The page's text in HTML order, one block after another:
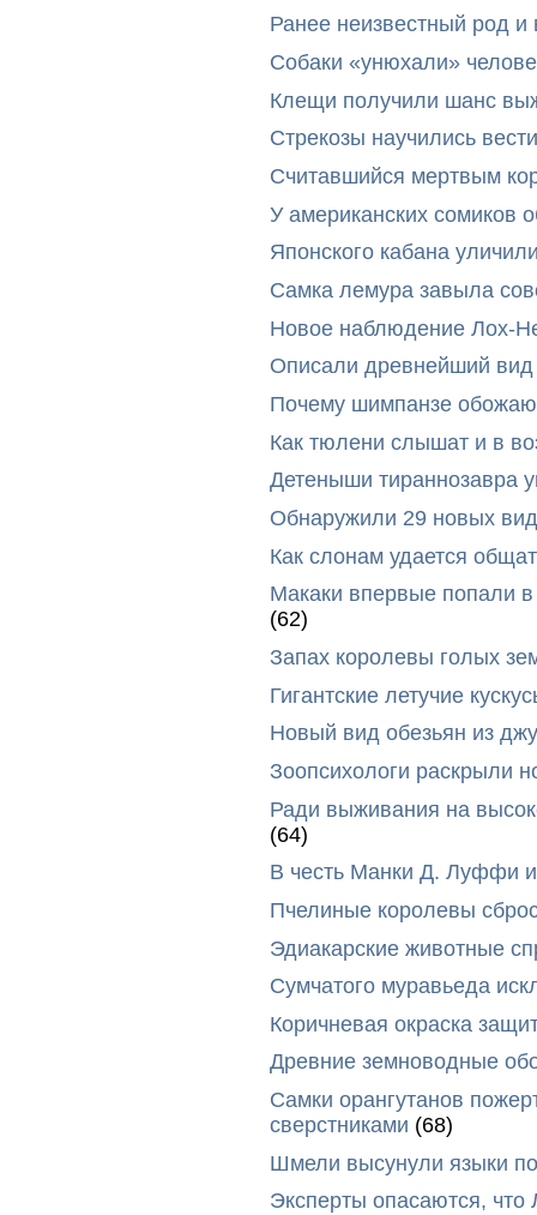
Ранее неизвестный род и
Собаки «унюхали»
Клещи получили шанс
Стрекозы научились
Считавшийся мертвым
У американских сомиков
Японского кабана
Самка лемура завыла
Новое наблюдение Лох-
Описали древнейший
Почему шимпанзе
Как тюлени слышат и в
Детеныши тираннозавра
Обнаружили 29 новых
Как слонам удается
Макаки впервые попали
(62)
Запах королевы голых
Гигантские летучие
Новый вид обезьян из
Зоопсихологи раскрыли
Ради выживания на
(64)
В честь Манки Д. Луффи
Пчелиные королевы
Эдиакарские животные
Сумчатого муравьеда
Коричневая окраска
Древние земноводные
Самки орангутанов
сверстниками (68)
Шмели высунули языки
Эксперты опасаются,